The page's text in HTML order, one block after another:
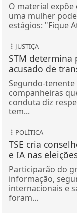
O material expõe
uma mulher
estágios: "Fique
JUSTIÇA
STM
acusado de
Segundo-
companheiras
conduta diz
tem...
POLÍTICA
TSE cria
e IA nas eleições
Participarão do
informação,
internacionais e
foram...